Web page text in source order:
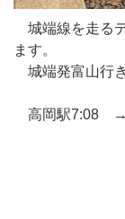
城端線を走る
ます。
城端発富山行
高岡駅7:08 →